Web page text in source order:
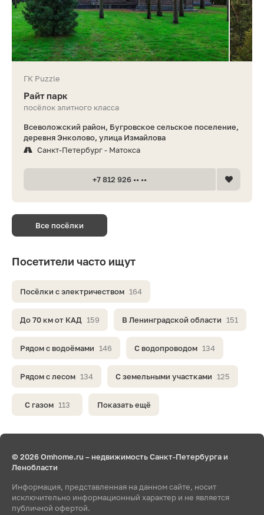
ГК Puzzle
Райт парк
посёлок элитного класса
Всеволожский район, Бугровское сельское поселение,
деревня Энколово, улица Измайлова
Санкт-Петербург - Матокса
+7 812 926 •• ••
Все посёлки
Посетители часто ищут
Посёлки с электричеством 164
До 70 км от КАД 159 В Ленинградской области 151
Рядом с водоёмами 146 С водопроводом 134
Рядом с лесом 134 С земельными участками 125
С газом 113 Показать ещё
© 2026 Omhome.ru – недвижимость Санкт-Петербурга и
Ленобласти
Информация, представленная на данном сайте, носит
исключительно информационный характер и не является
публичной офертой.